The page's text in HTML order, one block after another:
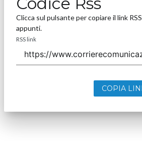
Clicca sul pulsante per copiare il link
appunti.
RSS link
COPIA